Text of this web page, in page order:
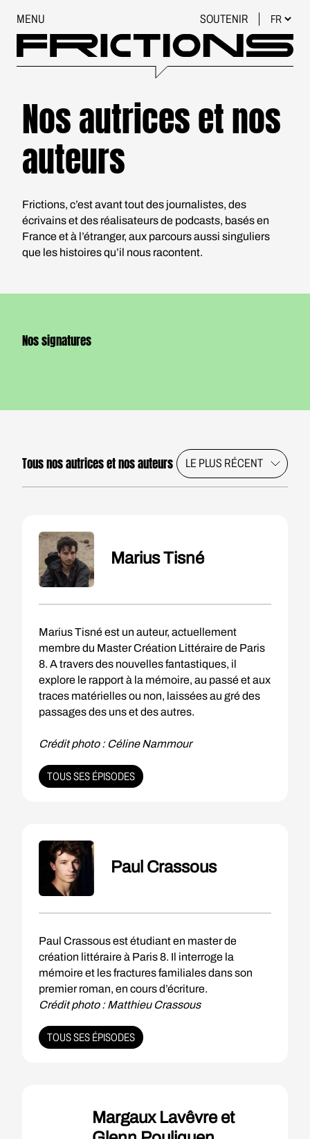
MENU SOUTENIR
Nos autrices et nos
auteurs
Frictions, c’est avant tout des journalistes, des
écrivains et des réalisateurs de podcasts, basés en
France et à l’étranger, aux parcours aussi singuliers
que les histoires qu’il nous racontent.
Nos signatures
Tous nos autrices et nos auteurs
Marius Tisné
Marius Tisné est un auteur, actuellement
membre du Master Création Littéraire de Paris
8. A travers des nouvelles fantastiques, il
explore le rapport à la mémoire, au passé et aux
traces matérielles ou non, laissées au gré des
passages des uns et des autres.
Crédit photo : Céline Nammour
TOUS SES ÉPISODES
Paul Crassous
Paul Crassous est étudiant en master de
création littéraire à Paris 8. Il interroge la
mémoire et les fractures familiales dans son
premier roman, en cours d’écriture.
Crédit photo : Matthieu Crassous
TOUS SES ÉPISODES
Margaux Lavêvre et